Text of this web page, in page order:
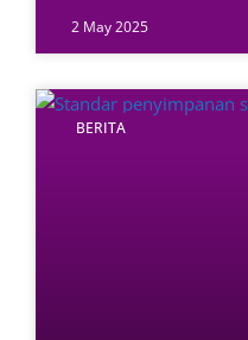
2 May 2025
BERITA